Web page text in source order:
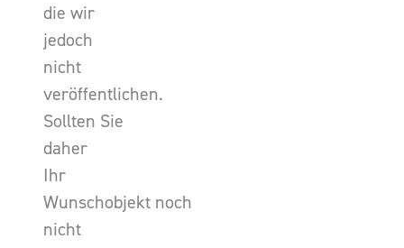
die wir
jedoch
nicht
veröffentlichen.
Sollten Sie
daher
Ihr
Wunschobjekt noch
nicht